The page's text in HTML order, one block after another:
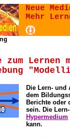
Neue
Mehr
Lernen
Die Lern- und
dem
Berichte oder
sein. Die
Hypermedium
kann.